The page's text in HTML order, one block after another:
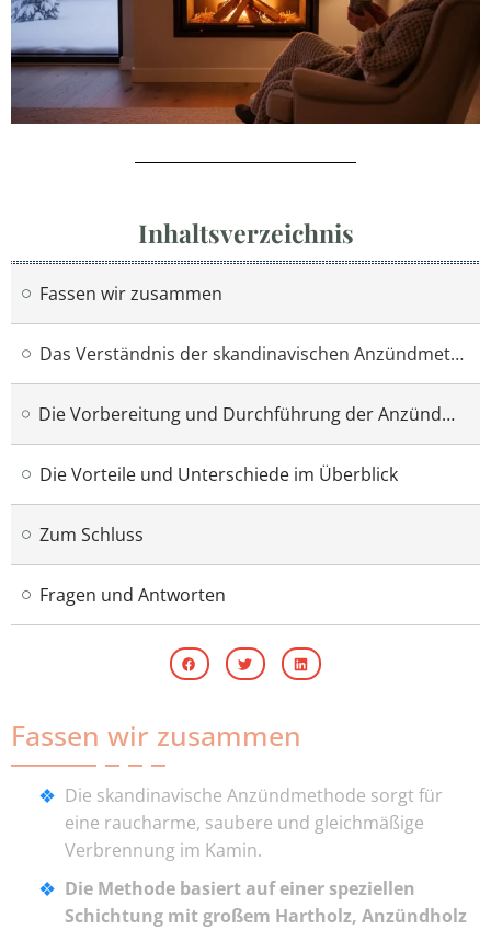
Inhaltsverzeichnis
Fassen wir zusammen
Das Verständnis der skandinavischen Anzündmethode
Die Vorbereitung und Durchführung der Anzündmethode
Die Vorteile und Unterschiede im Überblick
Zum Schluss
Fragen und Antworten
Fassen wir zusammen
Die skandinavische Anzündmethode sorgt für
eine raucharme, saubere und gleichmäßige
Verbrennung im Kamin.
Die Methode basiert auf einer speziellen
Schichtung mit großem Hartholz, Anzündholz